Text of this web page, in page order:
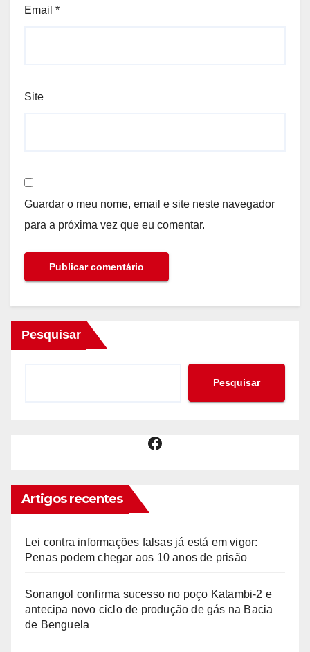
Email *
Site
Guardar o meu nome, email e site neste navegador
para a próxima vez que eu comentar.
Pesquisar
Pesquisar
Facebook
Artigos recentes
Lei contra informações falsas já está em vigor:
Penas podem chegar aos 10 anos de prisão
Sonangol confirma sucesso no poço Katambi-2 e
antecipa novo ciclo de produção de gás na Bacia
de Benguela